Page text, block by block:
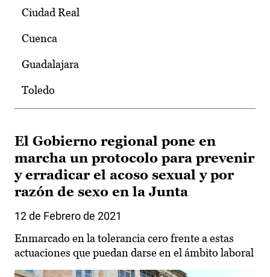
Ciudad Real
Cuenca
Guadalajara
Toledo
El Gobierno regional pone en
marcha un protocolo para prevenir
y erradicar el acoso sexual y por
razón de sexo en la Junta
12 de Febrero de 2021
Enmarcado en la tolerancia cero frente a estas
actuaciones que puedan darse en el ámbito laboral